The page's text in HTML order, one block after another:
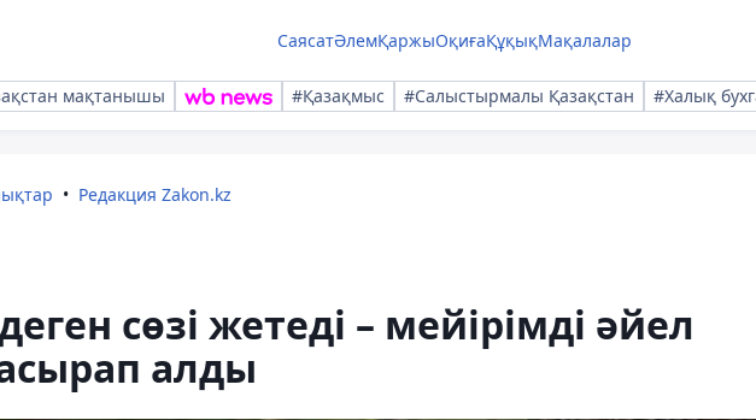
СаясатӘлемҚаржыОқиғаҚұқықМақалалар
мақтанышы #Қазақмыс #Салыстырмалы Қазақстан #Халық
Редакция Zakon.kz
сөзі жетеді – мейірімді әйел
алды